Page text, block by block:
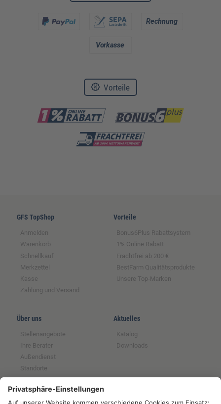
Vorteile
GFS TopShop
Anmelden
Warenkorb
Schnellkauf
Merkzettel
Kasse
Zahlung und Versand
Vorteile
Bonus6Plus Rabattsystem
1% Online Rabatt
Frachtfrei ab 200 €
BestFarm Qualitätsprodukte
Unsere Top-Marken
Über uns
Stellenangebote
Ihre Berater
Außendienst
Standorte
Magazin
Aktuelles
Katalog
Downloads